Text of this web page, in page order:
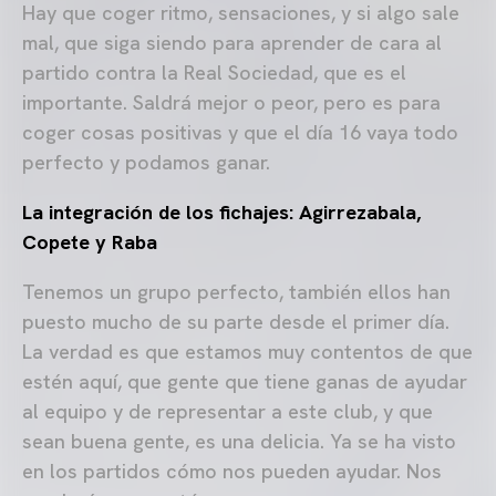
Hay que coger ritmo, sensaciones, y si algo sale
mal, que siga siendo para aprender de cara al
partido contra la Real Sociedad, que es el
importante. Saldrá mejor o peor, pero es para
coger cosas positivas y que el día 16 vaya todo
perfecto y podamos ganar.
La integración de los fichajes: Agirrezabala,
Copete y Raba
Tenemos un grupo perfecto, también ellos han
puesto mucho de su parte desde el primer día.
La verdad es que estamos muy contentos de que
estén aquí, que gente que tiene ganas de ayudar
al equipo y de representar a este club, y que
sean buena gente, es una delicia. Ya se ha visto
en los partidos cómo nos pueden ayudar. Nos